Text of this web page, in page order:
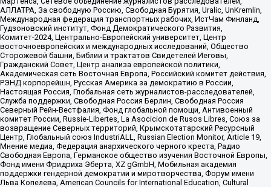
АЛЛАТРА, За свободную Россию, Свободная Бурятия, Uralic, UnKremlin,
Международная федерация транспортных рабочих, ИстЧам Финланд,
Гудзоновский институт, Фонд Демократического Развития,
Комитет-2024, Центрально-Европейский университет, Центр
восточноевропейских и международных исследований, Общество
Сторожевой башни, Библии и трактатов Свидетелей Иеговы,
Гражданский Совет, Центр анализа европейской политики,
Академическая сеть Восточная Европа, Российский комитет действия,
РЭНД корпорейшн, Русская Америка за демократию в России,
Настоящая Россия, Глобальная сеть журналистов-расследователей,
Служба поддержки, Свободная Россия Берлин, Свободная Россия
Северный Рейн-Вестфалия, Фонд глобальной помощи, Антивоенный
комитет России, Russie-Libertes, La Asocicion de Rusos Libres, Союз за
возвращение Северных территорий, Крымскотатарский Ресурсный
Центр, Глобальный союз IndustriALL, Russian Election Monitor, Article 19,
Мнение медиа, Федерация анархического черного креста, Радио
Свободная Европа, Германское общество изучения Восточной Европы,
Фонд имени Фридриха Эберта, XZ gGmbH, Мобильная академия
поддержки гендерной демократии и миротворчества, Форум имени
Льва Копелева, American Councils for International Education, Cultural